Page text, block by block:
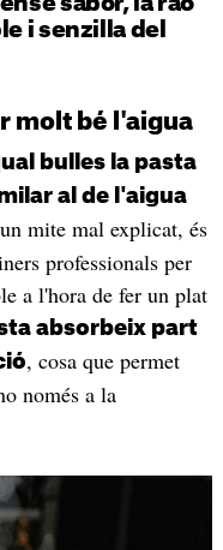
i senzilla del
molt bé l'aigua
bulles la pasta
al de l'aigua
mite mal explicat, és
professionals per
a l'hora de fer un plat
absorbeix part
, cosa que permet
només a la